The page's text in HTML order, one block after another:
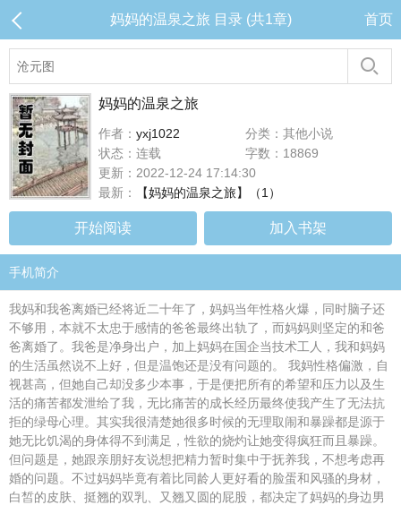
妈妈的温泉之旅 目录 (共1章) 首页
妈妈的温泉之旅
作者： yxj1022
分类：其他小说
状态：连载
字数：18869
更新：2022-12-24 17:14:30
最新：
【妈妈的温泉之旅】（1）
开始阅读 加入书架
手机简介
我妈和我爸离婚已经将近二十年了，妈妈当年性格火爆，同时脑子还
不够用，本就不太忠于感情的爸爸最终出轨了，而妈妈则坚定的和爸
爸离婚了。我爸是净身出户，加上妈妈在国企当技术工人，我和妈妈
的生活虽然说不上好，但是温饱还是没有问题的。 我妈性格偏激，自
视甚高，但她自己却没多少本事，于是便把所有的希望和压力以及生
活的痛苦都发泄给了我，无比痛苦的成长经历最终使我产生了无法抗
拒的绿母心理。其实我很清楚她很多时候的无理取闹和暴躁都是源于
她无比饥渴的身体得不到满足，性欲的烧灼让她变得疯狂而且暴躁。
但问题是，她跟亲朋好友说想把精力暂时集中于抚养我，不想考虑再
婚的问题。不过妈妈毕竟有着比同龄人更好看的脸蛋和风骚的身材，
白皙的皮肤、挺翘的双乳、又翘又圆的屁股，都决定了妈妈的身边男